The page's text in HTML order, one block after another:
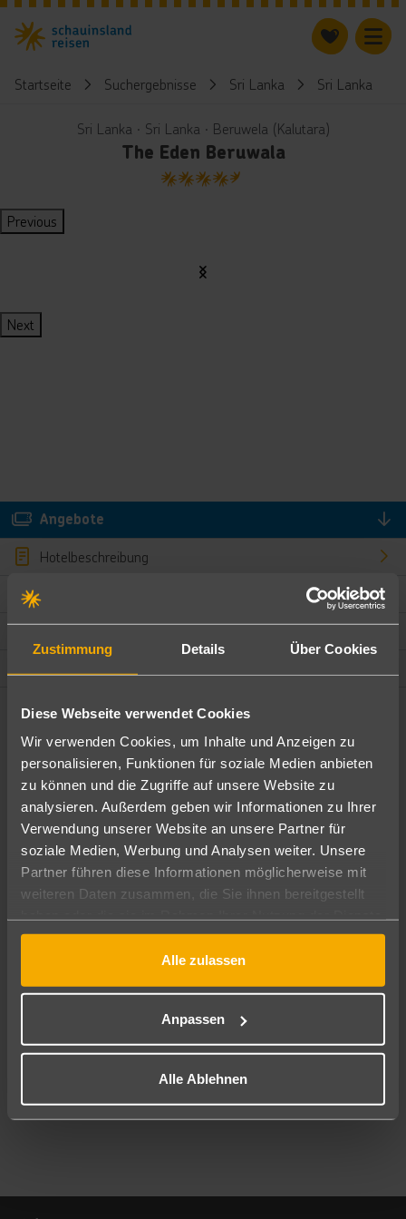
Zustimmung Details Über Cookies
Diese Webseite verwendet Cookies
Wir verwenden Cookies, um Inhalte und Anzeigen zu
personalisieren, Funktionen für soziale Medien anbieten
zu können und die Zugriffe auf unsere Website zu
analysieren. Außerdem geben wir Informationen zu Ihrer
Verwendung unserer Website an unsere Partner für
soziale Medien, Werbung und Analysen weiter. Unsere
Partner führen diese Informationen möglicherweise mit
weiteren Daten zusammen, die Sie ihnen bereitgestellt
gesammelt haben.
Alle zulassen
Anpassen
Alle Ablehnen
Startseite Suchergebnisse Sri Lanka Sri Lanka
Sri Lanka ∙ Sri Lanka ∙ Beruwela (Kalutara)
The Eden Beruwala
4.5
Previous
Next
Angebote
Hotelbeschreibung
Bewertungen
Ändere die Kriterien nach deinen Wünschen
Pauschal Nur Hotel
Abflughafen
Alle Abflughäfen
08.08.26–06.08.27 7-21 Nächte
Mehr Filter anzeigen